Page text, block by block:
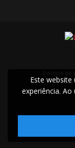
Este
experiência.